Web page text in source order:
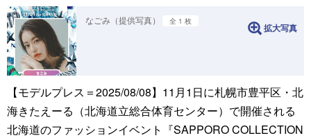
なごみ（提供写真） 全 1 枚
拡大写真
【モデルプレス＝2025/08/08】11月1日に札幌市豊平区・北
海きたえーる（北海道立総合体育センター）で開催される
北海道のファッションイベント『SAPPORO COLLECTION